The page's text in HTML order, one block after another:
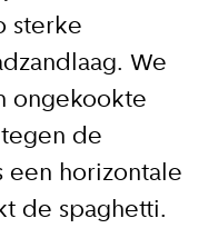
sterke
We
ongekookte
de
een horizontale
de spaghetti.